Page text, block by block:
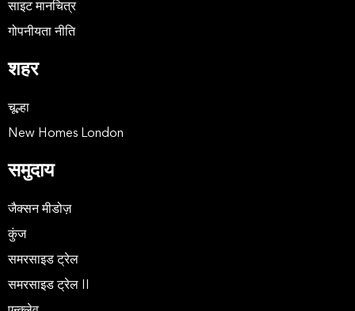
साइट मानचित्र
गोपनीयता नीति
शहर
चूल्हा
New Homes London
समुदाय
जैक्सन मीडोज़
कुंज
समरसाइड ट्रेल
समरसाइड ट्रेल II